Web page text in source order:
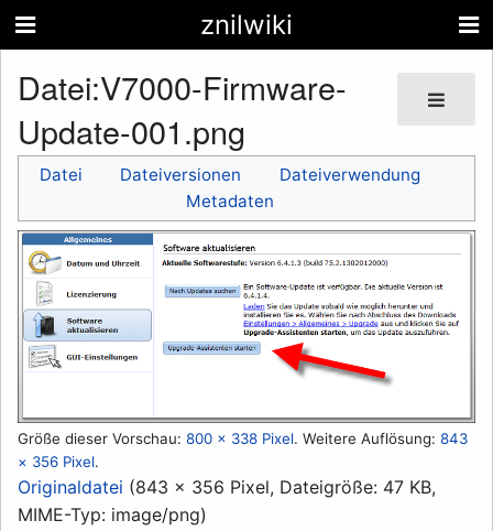
znilwiki
Datei:V7000-Firmware-
Update-001.png
Datei Dateiversionen
Dateiverwendung
Metadaten
Größe dieser Vorschau: 800 × 338 Pixel. Weitere Auflösung: 843
× 356 Pixel.
Originaldatei (843 × 356 Pixel, Dateigröße: 47 KB,
MIME-Typ: image/png)